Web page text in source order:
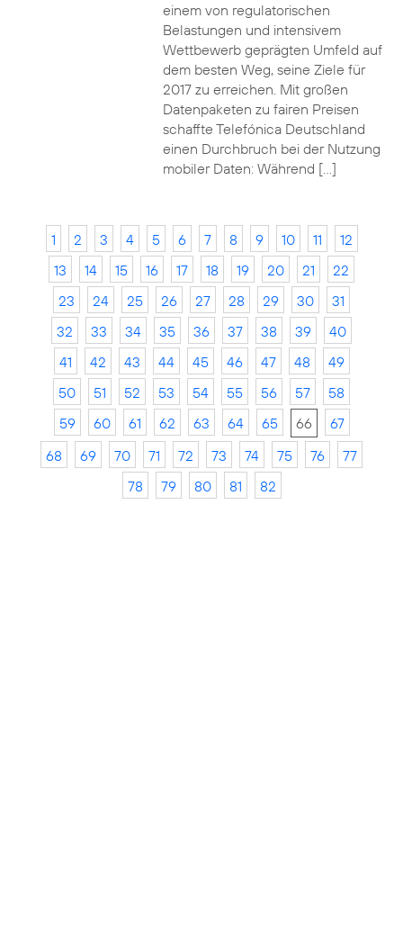
einem von regulatorischen
Belastungen und intensivem
Wettbewerb geprägten Umfeld auf
dem besten Weg, seine Ziele für
2017 zu erreichen. Mit großen
Datenpaketen zu fairen Preisen
schaffte Telefónica Deutschland
einen Durchbruch bei der Nutzung
mobiler Daten: Während […]
1 2 3 4 5 6 7 8 9 10 11
12
13
14 15 16 17 18 19 20 21
22
23
24 25 26 27 28 29 30
31
32
33 34 35 36 37 38 39
40
41
42 43 44 45 46 47 48
49
50
51 52 53 54 55 56 57
58
59
60 61 62 63 64 65 66
67
68
69 70 71 72 73 74 75 76
77
78
79 80 81 82